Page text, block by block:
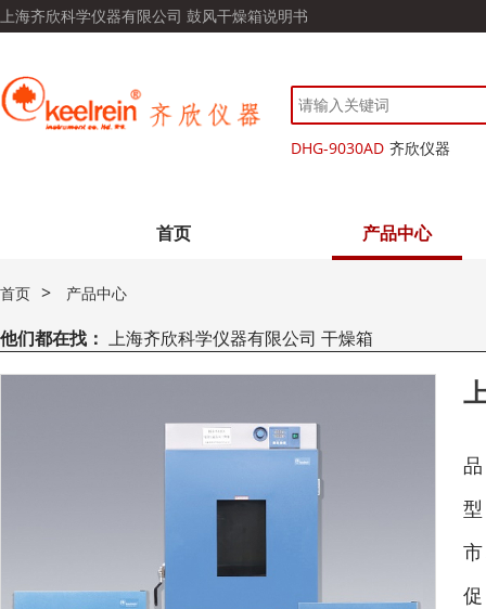
上海齐欣科学仪器有限公司 鼓风干燥箱说明书
DHG-9030AD 齐欣仪器
首页 产品中心
首页 > 产品中心
他们都在找： 上海齐欣科学仪器有限公司 干燥箱